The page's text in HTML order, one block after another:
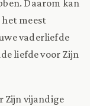
Daarom kan
meest
vaderliefde
liefde voor Zijn
Zijn vijandige